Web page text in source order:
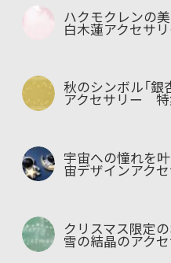
ハクモクレンの
白木蓮アクセサ
秋のシンボル「銀
アクセサリー
宇宙への憧れを
宙デザインアク
クリスマス限定
雪の結晶のアク